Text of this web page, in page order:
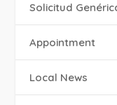
Solicitud
Appointment
Local News